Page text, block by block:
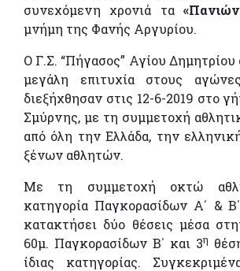
συνεχόμενη χρονιά τα
μνήμη της Φανής Αργυρίου.
Ο Γ.Σ. “Πήγασος” Αγίου Δημητρίου
μεγάλη επιτυχία στους
διεξήχθησαν στις 12-6-2019 στο
Σμύρνης, με τη συμμετοχή
από όλη την Ελλάδα, την
ξένων αθλητών.
Με τη συμμετοχή οκτώ
κατηγορία Παγκορασίδων Α΄ &
κατακτήσει δύο θέσεις μέσα
60μ. Παγκορασίδων Β΄ και 3η
ίδιας κατηγορίας.